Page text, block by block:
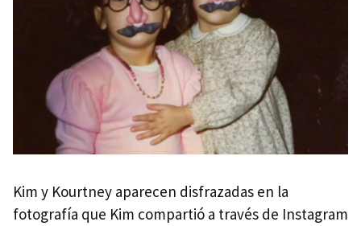
Kim y Kourtney aparecen disfrazadas en la
fotografía que Kim compartió a través de Instagram